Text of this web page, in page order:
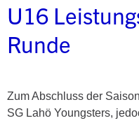
U16
Runde
Zum Abschluss der
SG Lahö Youngsters,